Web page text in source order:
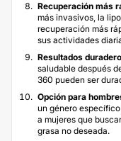
Recuperación más
más invasivos, la
recuperación más
sus actividades
Resultados
saludable después
360 pueden ser
Opción para
un género
a mujeres que
grasa no deseada.